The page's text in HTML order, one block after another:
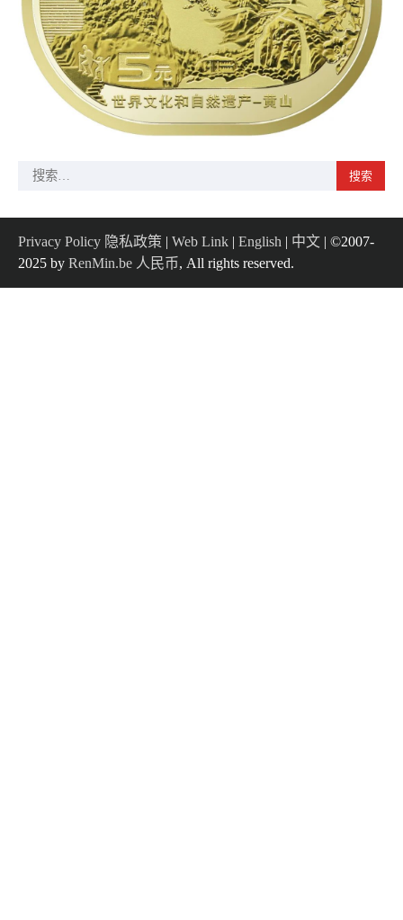
Privacy Policy 隐私政策 | Web Link | English | 中文 | ©2007-
2025 by RenMin.be 人民币, All rights reserved.